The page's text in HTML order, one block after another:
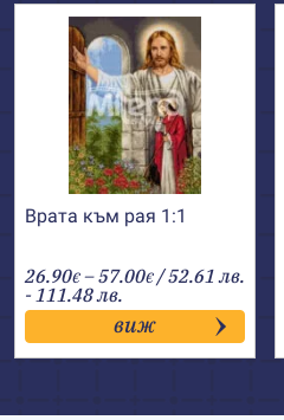
Врата към рая 1:1
26.90€ –57.00€Price
range:
26.90€
through
57.00€
/ 52.61 лв.
- 111.48 лв.
виж